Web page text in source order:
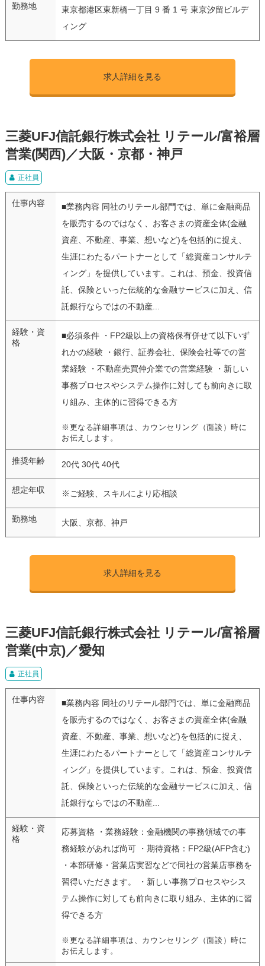
勤務地
東京都港区東新橋一丁目 9 番 1 号 東京汐留ビルデ
ィング
求人詳細を見る
三菱UFJ信託銀行株式会社 リテール/富裕層
営業(関西)／大阪・京都・神戸
正社員
仕事内容
■業務内容 同社のリテール部門では、単に金融商品
を販売するのではなく、お客さまの資産全体(金融
資産、不動産、事業、想いなど)を包括的に捉え、
生涯にわたるパートナーとして「総資産コンサルテ
ィング」を提供しています。これは、預金、投資信
託、保険といった伝統的な金融サービスに加え、信
託銀行ならではの不動産...
経験・資
格
■必須条件 ・FP2級以上の資格保有併せて以下いず
れかの経験 ・銀行、証券会社、保険会社等での営
業経験 ・不動産売買仲介業での営業経験 ・新しい
事務プロセスやシステム操作に対しても前向きに取
り組み、主体的に習得できる方
※更なる詳細事項は、カウンセリング（面談）時に
お伝えします。
推奨年齢 20代 30代 40代
想定年収 ※ご経験、スキルにより応相談
勤務地 大阪、京都、神戸
求人詳細を見る
三菱UFJ信託銀行株式会社 リテール/富裕層
営業(中京)／愛知
正社員
仕事内容
■業務内容 同社のリテール部門では、単に金融商品
を販売するのではなく、お客さまの資産全体(金融
資産、不動産、事業、想いなど)を包括的に捉え、
生涯にわたるパートナーとして「総資産コンサルテ
ィング」を提供しています。これは、預金、投資信
託、保険といった伝統的な金融サービスに加え、信
託銀行ならではの不動産...
経験・資
格
応募資格 ・業務経験：金融機関の事務領域での事
務経験があれば尚可 ・期待資格：FP2級(AFP含む)
・本部研修・営業店実習などで同社の営業店事務を
習得いただきます。 ・新しい事務プロセスやシス
テム操作に対しても前向きに取り組み、主体的に習
得できる方
※更なる詳細事項は、カウンセリング（面談）時に
お伝えします。